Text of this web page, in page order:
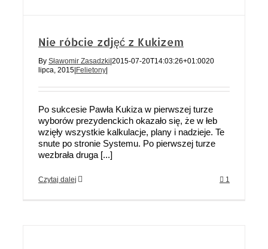
Nie róbcie zdjęć z Kukizem
By Sławomir Zasadzki 2015-07-20T14:03:26+01:0020
lipca, 2015 Felietony
Po sukcesie Pawła Kukiza w pierwszej turze
wyborów prezydenckich okazało się, że w łeb
wzięły wszystkie kalkulacje, plany i nadzieje. Te
snute po stronie Systemu. Po pierwszej turze
wezbrała druga [...]
Czytaj dalej 1